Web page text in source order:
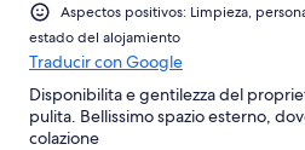
Aspectos positivos: Limpieza,
estado del alojamiento
Traducir con Google
Disponibilita e gentilezza del
pulita. Bellissimo spazio esterno,
colazione